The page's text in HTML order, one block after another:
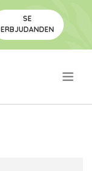
SE
ERBJUDANDEN